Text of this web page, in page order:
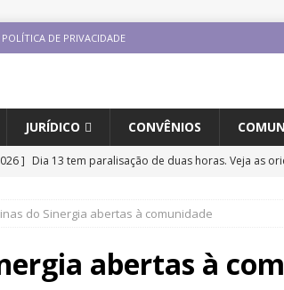
POLÍTICA DE PRIVACIDADE
JURÍDICO CONVÊNIOS
] Dia 13 tem paralisação de duas horas. Veja as
] Comissão cancela debate sobre regulamentação
DESTAQUES
Salário e carreira: CNJ aprova proposta
do Sinergia abertas à comunidade
abertas à